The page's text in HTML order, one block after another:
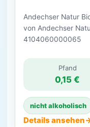
Andechser Natur
von Andechser
4104060000065
Pfand
0,15 €
nicht alkoholisch
Details ansehen